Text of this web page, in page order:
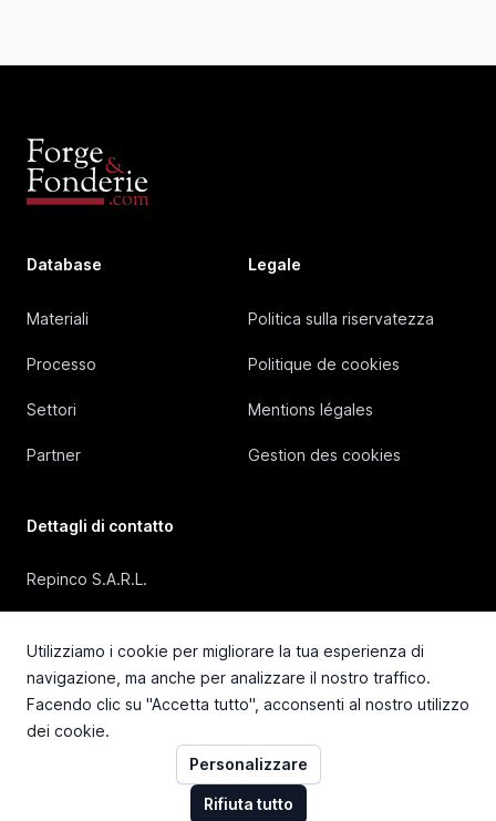
Utilizziamo i cookie per migliorare la tua esperienza di
navigazione, ma anche per analizzare il nostro traffico.
Facendo clic su "Accetta tutto", acconsenti al nostro utilizzo
dei cookie.
Personalizzare
Rifiuta tutto
Database
Materiali
Processo
Settori
Partner
Legale
Politica sulla riservatezza
Politique de cookies
Mentions légales
Gestion des cookies
Dettagli di contatto
Repinco S.A.R.L.
+33 4 72 36 87 87
contact@repinco.com